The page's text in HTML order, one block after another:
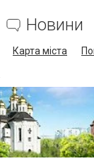
Новини
Карта міста